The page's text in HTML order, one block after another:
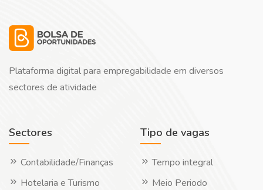
Plataforma digital para empregabilidade em diversos
sectores de atividade
Sectores
Contabilidade/Finanças
Hotelaria e Turismo
Tipo de vagas
Tempo integral
Meio Periodo